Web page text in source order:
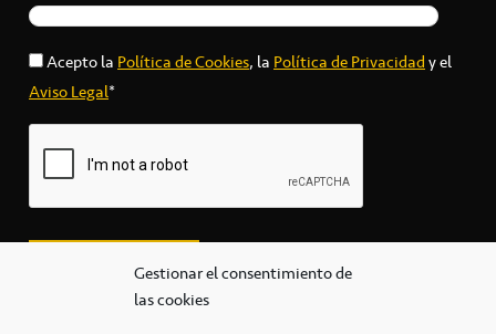
Gestionar el consentimiento de
las cookies
Acepto la Política de Cookies, la Política de Privacidady el
Aviso Legal*